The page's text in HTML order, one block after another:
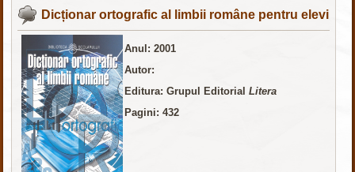
Dicționar ortografic al limbii române pentru elevi
Anul: 2001
Autor:
Editura: Grupul EditorialLitera
Pagini: 432